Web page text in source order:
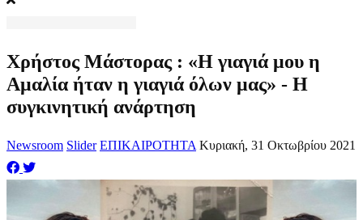
Χρήστος Μάστορας : «Η γιαγιά μου η
Αμαλία ήταν η γιαγιά όλων μας» - Η
συγκινητική ανάρτηση
Newsroom Slider ΕΠΙΚΑΙΡΟΤΗΤΑ Κυριακή, 31 Οκτωβρίου 2021